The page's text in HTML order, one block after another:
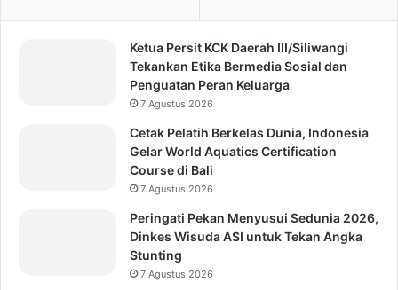
Ketua Persit KCK Daerah III/Siliwangi
Tekankan Etika Bermedia Sosial dan
Penguatan Peran Keluarga
7 Agustus 2026
Cetak Pelatih Berkelas Dunia, Indonesia
Gelar World Aquatics Certification
Course di Bali
7 Agustus 2026
Peringati Pekan Menyusui Sedunia 2026,
Dinkes Wisuda ASI untuk Tekan Angka
Stunting
7 Agustus 2026